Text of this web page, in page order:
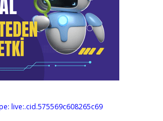
live:.cid.575569c608265c69